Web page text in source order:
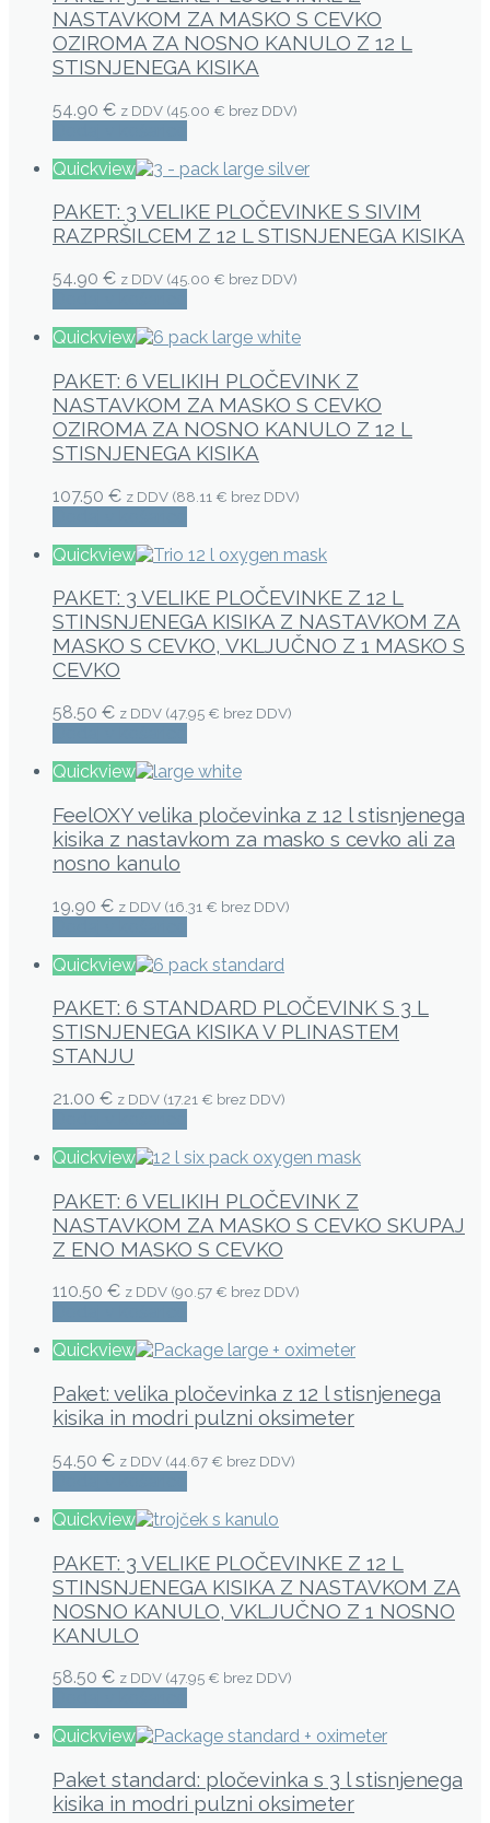
NASTAVKOM ZA MASKO S CEVKO
OZIROMA ZA NOSNO KANULO Z 12 L
STISNJENEGA KISIKA
54.90 € z DDV (45.00 € brez DDV)
Quickview
PAKET: 3 VELIKE PLOČEVINKE S SIVIM
RAZPRŠILCEM Z 12 L STISNJENEGA KISIKA
54.90 € z DDV (45.00 € brez DDV)
Quickview
PAKET: 6 VELIKIH PLOČEVINK Z
NASTAVKOM ZA MASKO S CEVKO
OZIROMA ZA NOSNO KANULO Z 12 L
STISNJENEGA KISIKA
107.50 € z DDV (88.11 € brez DDV)
Quickview
PAKET: 3 VELIKE PLOČEVINKE Z 12 L
STINSNJENEGA KISIKA Z NASTAVKOM ZA
MASKO S CEVKO, VKLJUČNO Z 1 MASKO S
CEVKO
58.50 € z DDV (47.95 € brez DDV)
Quickview
FeelOXY velika pločevinka z 12 l stisnjenega
kisika z nastavkom za masko s cevko ali za
nosno kanulo
19.90 € z DDV (16.31 € brez DDV)
Quickview
PAKET: 6 STANDARD PLOČEVINK S 3 L
STISNJENEGA KISIKA V PLINASTEM
STANJU
21.00 € z DDV (17.21 € brez DDV)
Quickview
PAKET: 6 VELIKIH PLOČEVINK Z
NASTAVKOM ZA MASKO S CEVKO SKUPAJ
Z ENO MASKO S CEVKO
110.50 € z DDV (90.57 € brez DDV)
Quickview
Paket: velika pločevinka z 12 l stisnjenega
kisika in modri pulzni oksimeter
54.50 € z DDV (44.67 € brez DDV)
Quickview
PAKET: 3 VELIKE PLOČEVINKE Z 12 L
STINSNJENEGA KISIKA Z NASTAVKOM ZA
NOSNO KANULO, VKLJUČNO Z 1 NOSNO
KANULO
58.50 € z DDV (47.95 € brez DDV)
Quickview
Paket standard: pločevinka s 3 l stisnjenega
kisika in modri pulzni oksimeter